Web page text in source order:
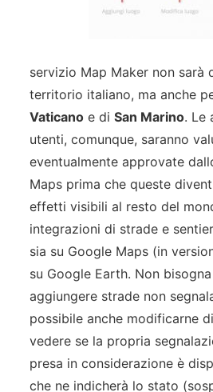
servizio Map Maker non sarà
territorio italiano, ma anche
Vaticanoe di San Marino. Le
utenti, comunque, saranno
eventualmente approvate
Maps prima che queste
effetti visibili al resto del
integrazioni di strade e
sia su Google Maps (in
su Google Earth. Non
aggiungere strade non
possibile anche modificarne
vedere se la propria
presa in considerazione è
che ne indicherà lo stato